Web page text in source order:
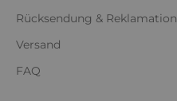
Rücksendung & Reklamation
Versand
FAQ